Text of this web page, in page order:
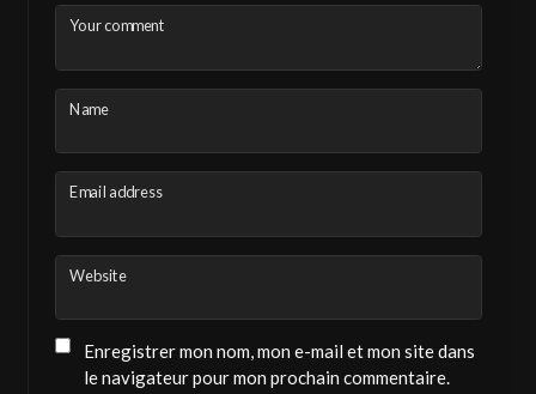
Your comment
Name
Email address
Website
Enregistrer mon nom, mon e-mail et mon site dans
le navigateur pour mon prochain commentaire.
secondes.
ou votre compte Facebook.
If you’d like to give it a thumbs-up, please
Recording time: less than 10 seconds.